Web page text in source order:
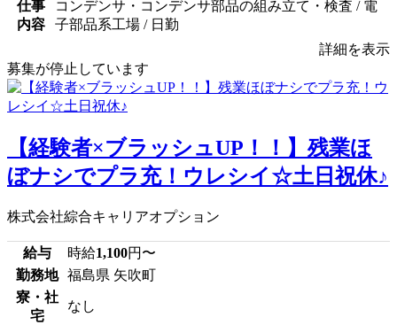
仕事
内容
コンデンサ・コンデンサ部品の組み立て・検査 / 電
子部品系工場 / 日勤
詳細を表示
募集が停止しています
【経験者×ブラッシュUP！！】残業ほ
ぼナシでプラ充！ウレシイ☆土日祝休♪
株式会社綜合キャリアオプション
給与 時給1,100円〜
勤務地
福島県 矢吹町
寮・社
宅
なし